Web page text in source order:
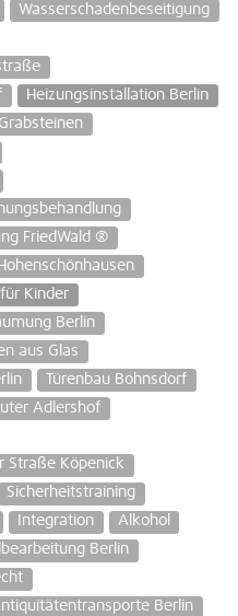
Wasserschadenbeseitigung
Heizungsinstallation Berlin
FriedWald ®
Kinder
Berlin
aus Glas
Türenbau Bohnsdorf
Adlershof
Straße Köpenick
Sicherheitstraining
Integration
Alkohol
Berlin
Berlin